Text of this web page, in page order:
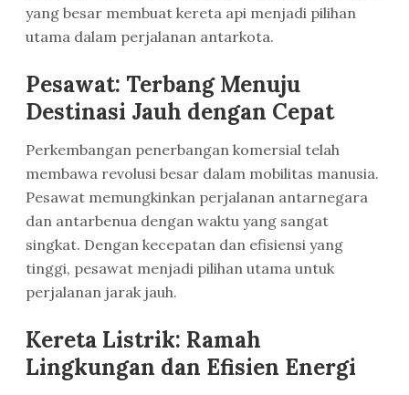
yang besar membuat kereta api menjadi pilihan
utama dalam perjalanan antarkota.
Pesawat: Terbang Menuju
Destinasi Jauh dengan Cepat
Perkembangan penerbangan komersial telah
membawa revolusi besar dalam mobilitas manusia.
Pesawat memungkinkan perjalanan antarnegara
dan antarbenua dengan waktu yang sangat
singkat. Dengan kecepatan dan efisiensi yang
tinggi, pesawat menjadi pilihan utama untuk
perjalanan jarak jauh.
Kereta Listrik: Ramah
Lingkungan dan Efisien Energi